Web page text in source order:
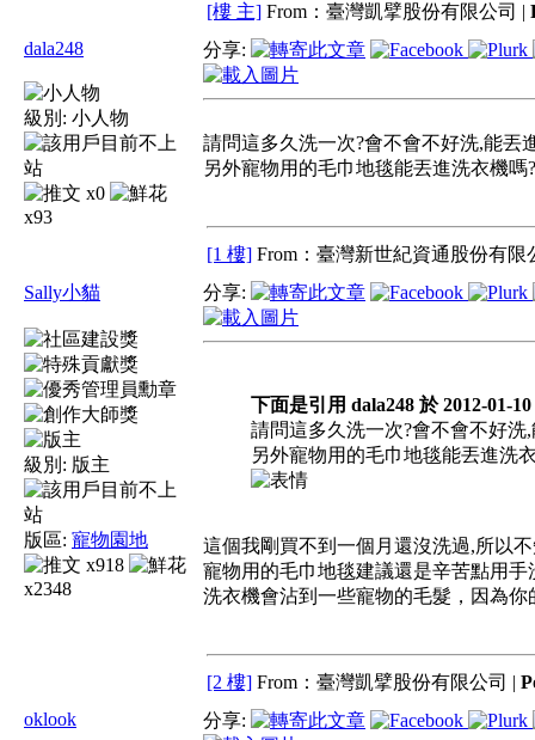
[樓 主] From：臺灣凱擘股份有限公司 |
dala248
級別: 小人物
x0
x93
分享:
請問這多久洗一次?會不會不好洗,能丟
另外寵物用的毛巾地毯能丟進洗衣機
[1 樓] From：臺灣新世紀資通股份有限
Sally小貓
級別: 版主
版區: 寵物園地
x918
x2348
分享:
下面是引用 dala248 於 2012-01-
請問這多久洗一次?會不會不好洗
另外寵物用的毛巾地毯能丟進洗
這個我剛買不到一個月還沒洗過,所以
寵物用的毛巾地毯建議還是辛苦點用
洗衣機會沾到一些寵物的毛髮，因為
[2 樓] From：臺灣凱擘股份有限公司 |
oklook
分享: